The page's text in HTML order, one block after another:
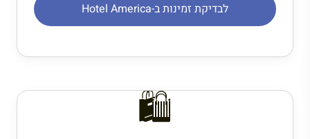
לבדיקת זמינות ב-Hotel America
🛍️